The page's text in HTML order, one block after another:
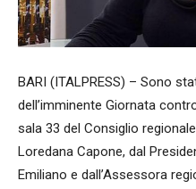
BARI (ITALPRESS) – Sono
dell’imminente Giornata
sala 33 del Consiglio
Loredana Capone, dal
Emiliano e dall’Assessora